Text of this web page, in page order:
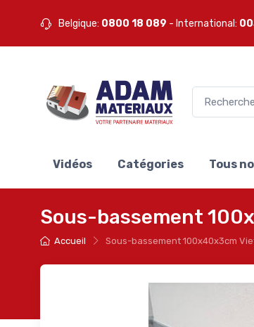
Belgique: 0800 18 089 - International:
Vidéos Catégories Tous
Sous-bassement
Accueil Sous-bassement 100x40x3cm